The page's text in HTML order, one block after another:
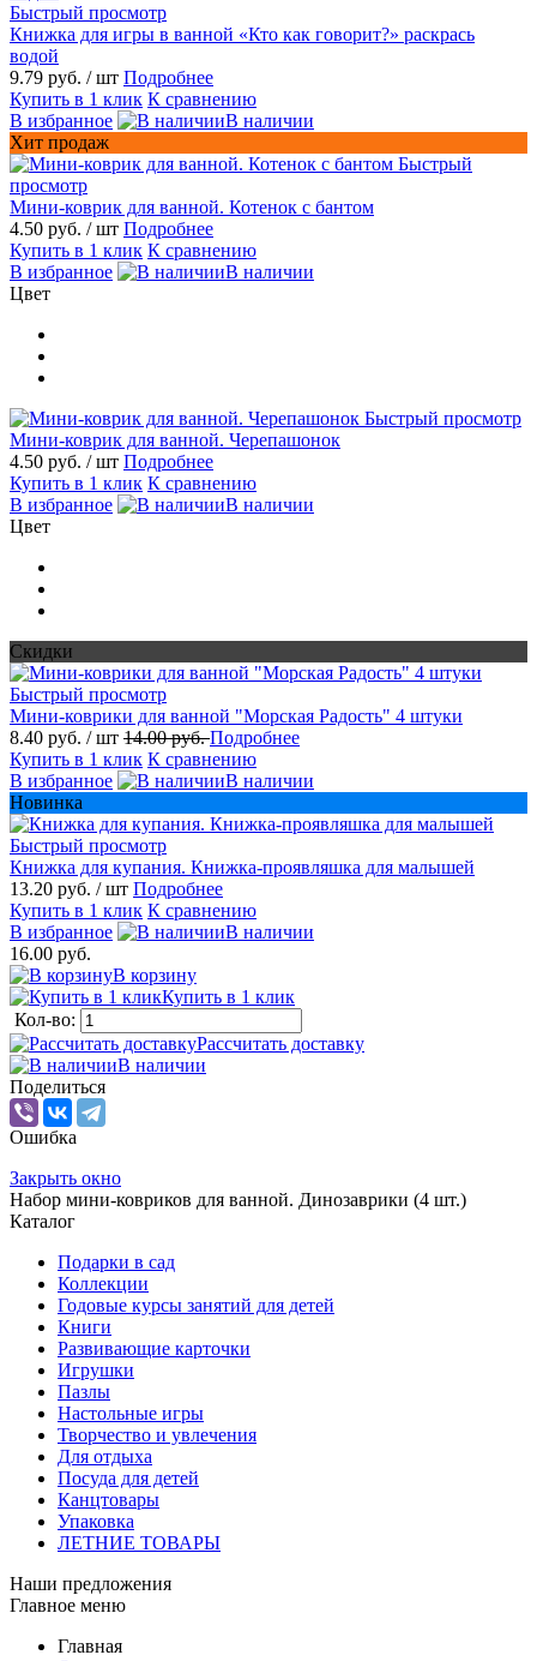
Быстрый просмотр
Книжка для игры в ванной «Кто как говорит?» раскрась
водой
9.79 руб. / шт Подробнее
Купить в 1 клик К сравнению
В избранное
В наличии
Хит продаж
Быстрый
просмотр
Мини-коврик для ванной. Котенок с бантом
4.50 руб. / шт Подробнее
Купить в 1 клик К сравнению
В избранное
В наличии
Цвет
Быстрый просмотр
Мини-коврик для ванной. Черепашонок
4.50 руб. / шт Подробнее
Купить в 1 клик К сравнению
В избранное
В наличии
Цвет
Скидки
Быстрый просмотр
Мини-коврики для ванной "Морская Радость" 4 штуки
8.40 руб. / шт 14.00 руб.Подробнее
Купить в 1 клик К сравнению
В избранное
В наличии
Новинка
Быстрый просмотр
Книжка для купания. Книжка-проявляшка для малышей
13.20 руб. / шт Подробнее
Купить в 1 клик К сравнению
В избранное
В наличии
16.00 руб.
В корзину
Купить в 1 клик
Кол-во:
Рассчитать доставку
В наличии
Поделиться
Ошибка
Закрыть окно
Набор мини-ковриков для ванной. Динозаврики (4 шт.)
Каталог
Подарки в сад
Коллекции
Годовые курсы занятий для детей
Книги
Развивающие карточки
Игрушки
Пазлы
Настольные игры
Творчество и увлечения
Для отдыха
Посуда для детей
Канцтовары
Упаковка
ЛЕТНИЕ ТОВАРЫ
Наши предложения
Главное меню
Главная